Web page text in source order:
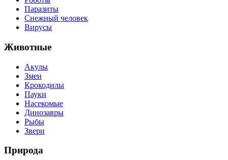
Паразиты
Снежный человек
Вирусы
Животные
Акулы
Змеи
Крокодилы
Пауки
Насекомые
Динозавры
Рыбы
Звери
Природа